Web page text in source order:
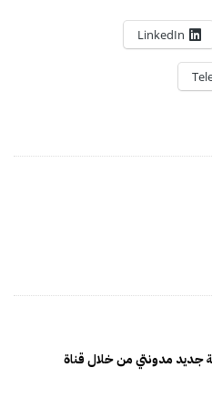
LinkedIn
جديد مدونتي من خلال قناة